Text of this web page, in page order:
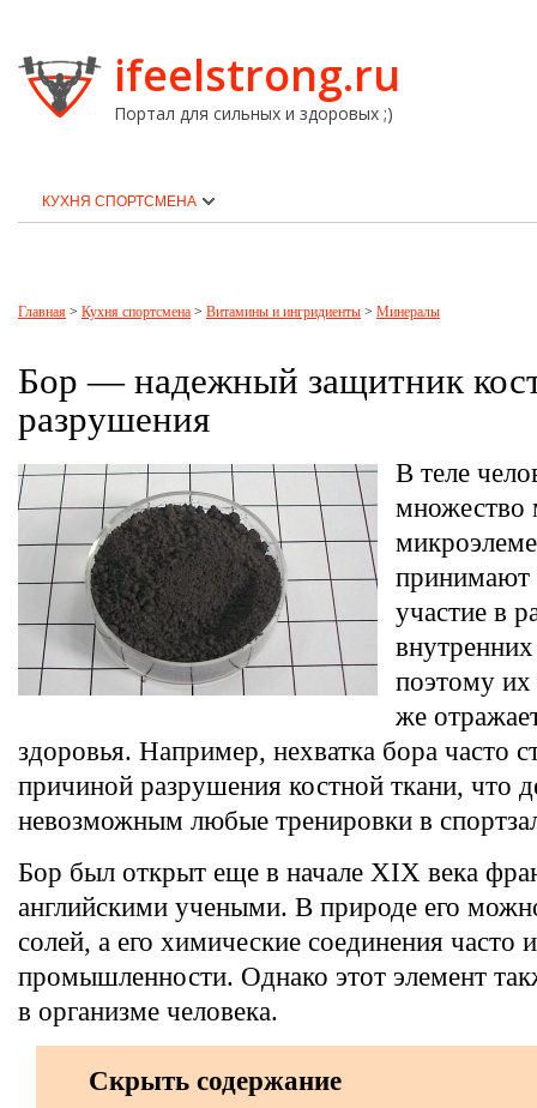
ifeelstrong.ru
Портал для сильных и здоровых ;)
КУХНЯ СПОРТСМЕНА
Главная > Кухня спортсмена > Витамины и ингридиенты > Минералы
Бор — надежный защитник
разрушения
В теле
множество
принимают
участие в
поэтому их
же
здоровья. Например, нехватка бора часто
причиной разрушения костной ткани, что
невозможным любые тренировки в
Бор был открыт еще в начале XIX века
английскими учеными. В природе его
солей, а его химические соединения часто
промышленности. Однако этот элемент
в организме человека.
Скрыть содержание